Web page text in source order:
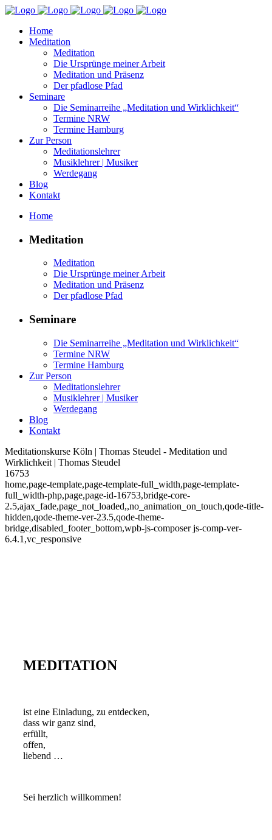
Home
Meditation
Meditation
Die Ursprünge meiner Arbeit
Meditation und Präsenz
Der pfadlose Pfad
Seminare
Die Seminarreihe „Meditation und Wirklichkeit“
Termine NRW
Termine Hamburg
Zur Person
Meditationslehrer
Musiklehrer | Musiker
Werdegang
Blog
Kontakt
Home
Meditation
Meditation
Die Ursprünge meiner Arbeit
Meditation und Präsenz
Der pfadlose Pfad
Seminare
Die Seminarreihe „Meditation und Wirklichkeit“
Termine NRW
Termine Hamburg
Zur Person
Meditationslehrer
Musiklehrer | Musiker
Werdegang
Blog
Kontakt
Meditationskurse Köln | Thomas Steudel - Meditation und
Wirklichkeit | Thomas Steudel
16753
home,page-template,page-template-full_width,page-template-
full_width-php,page,page-id-16753,bridge-core-
2.5,ajax_fade,page_not_loaded,,no_animation_on_touch,qode-title-
hidden,qode-theme-ver-23.5,qode-theme-
bridge,disabled_footer_bottom,wpb-js-composer js-comp-ver-
6.4.1,vc_responsive
MEDITATION
ist eine Einladung, zu entdecken,
dass wir ganz sind,
erfüllt,
offen,
liebend …
Sei herzlich willkommen!